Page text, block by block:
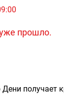
прошло.
Дени получает